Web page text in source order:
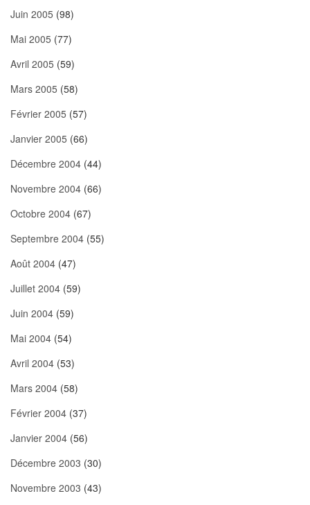
Juin 2005 (98)
Mai 2005 (77)
Avril 2005 (59)
Mars 2005 (58)
Février 2005 (57)
Janvier 2005 (66)
Décembre 2004 (44)
Novembre 2004 (66)
Octobre 2004 (67)
Septembre 2004 (55)
Août 2004 (47)
Juillet 2004 (59)
Juin 2004 (59)
Mai 2004 (54)
Avril 2004 (53)
Mars 2004 (58)
Février 2004 (37)
Janvier 2004 (56)
Décembre 2003 (30)
Novembre 2003 (43)